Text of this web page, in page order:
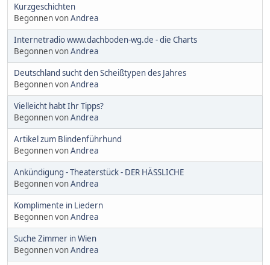
Kurzgeschichten
Begonnen vonAndrea
Internetradio www.dachboden-wg.de - die Charts
Begonnen vonAndrea
Deutschland sucht den Scheißtypen des Jahres
Begonnen vonAndrea
Vielleicht habt Ihr Tipps?
Begonnen vonAndrea
Artikel zum Blindenführhund
Begonnen vonAndrea
Ankündigung - Theaterstück - DER HÄSSLICHE
Begonnen vonAndrea
Komplimente in Liedern
Begonnen vonAndrea
Suche Zimmer in Wien
Begonnen vonAndrea